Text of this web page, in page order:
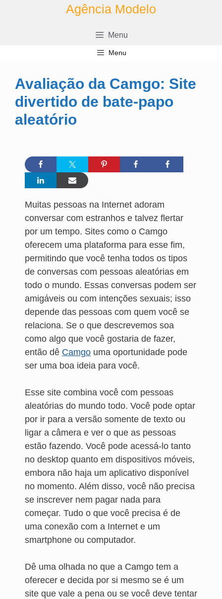
Agência Modelo
Menu
Menu
Avaliação da Camgo: Site
divertido de bate-papo
aleatório
Muitas pessoas na Internet adoram
conversar com estranhos e talvez flertar
por um tempo. Sites como o Camgo
oferecem uma plataforma para esse fim,
permitindo que você tenha todos os tipos
de conversas com pessoas aleatórias em
todo o mundo. Essas conversas podem ser
amigáveis ou com intenções sexuais; isso
depende das pessoas com quem você se
relaciona. Se o que descrevemos soa
como algo que você gostaria de fazer,
então dê Camgo uma oportunidade pode
ser uma boa ideia para você.
Esse site combina você com pessoas
aleatórias do mundo todo. Você pode optar
por ir para a versão somente de texto ou
ligar a câmera e ver o que as pessoas
estão fazendo. Você pode acessá-lo tanto
no desktop quanto em dispositivos móveis,
embora não haja um aplicativo disponível
no momento. Além disso, você não precisa
se inscrever nem pagar nada para
começar. Tudo o que você precisa é de
uma conexão com a Internet e um
smartphone ou computador.
Dê uma olhada no que a Camgo tem a
oferecer e decida por si mesmo se é um
site que vale a pena ou se você deve tentar